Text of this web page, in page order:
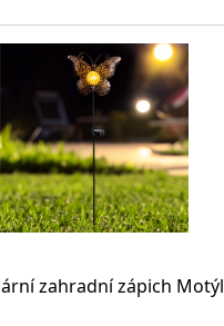
zahradní zápich Motýl